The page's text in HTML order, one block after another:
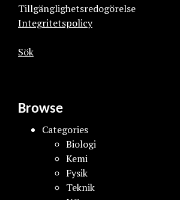
Tillgänglighetsredogörelse
Integritetspolicy
Sök
Browse
Categories
Biologi
Kemi
Fysik
Teknik